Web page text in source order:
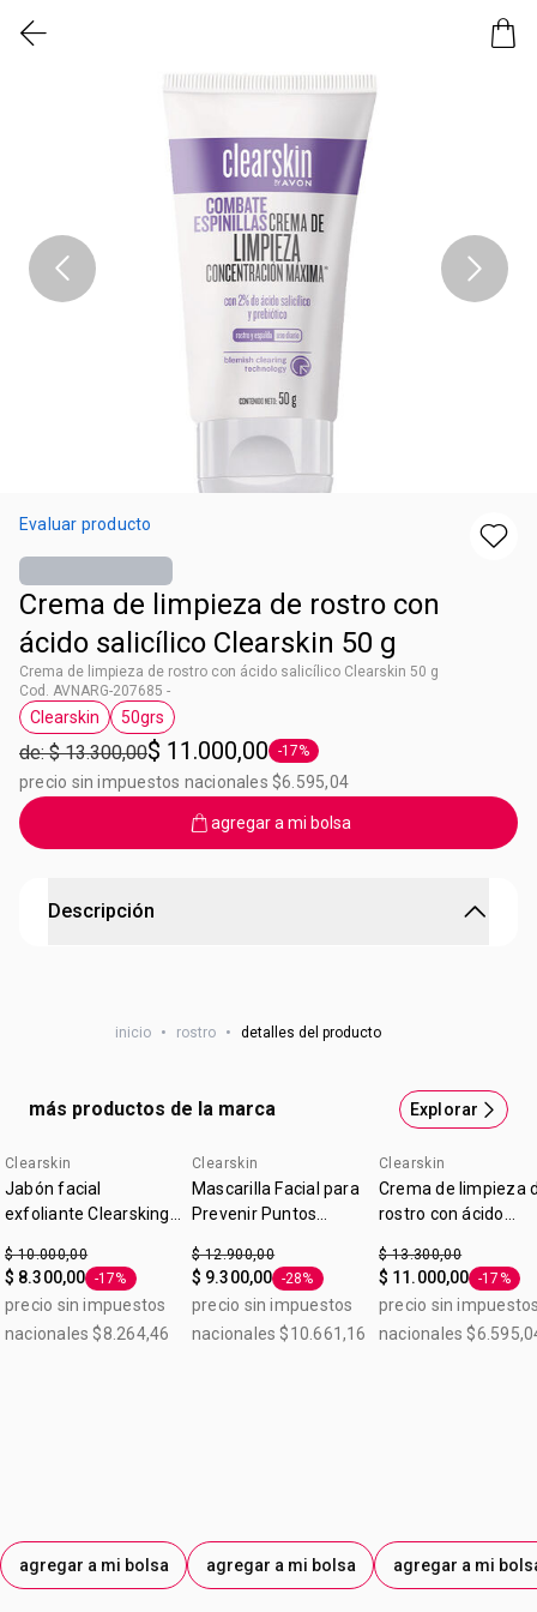
Evaluar producto
Crema de limpieza de rostro con
ácido salicílico Clearskin 50 g
Crema de limpieza de rostro con ácido salicílico Clearskin 50 g
Cod. AVNARG-207685 -
Etiqueta Clearskin
Clearskin
Etiqueta 50grs
50grs
de: $ 13.300,00$ 11.000,00 Etiqueta -17%
-17%
precio sin impuestos nacionales $6.595,04
agregar a mi bolsa
Descripción
disminuír el exceso de grasa, reduciendo imperfecciones y
inicio • rostro • detalles del producto
más productos de la marca Explorar
Clearskin
Jabón facial
exfoliante Clearsking
$ 10.000,00
$ 8.300,00 Etiqueta -17%
-17%
precio sin impuestos
nacionales $8.264,46
agregar a mi bolsa
Clearskin
Mascarilla Facial para
Prevenir Puntos
$ 12.900,00
$ 9.300,00 Etiqueta -28%
-28%
precio sin impuestos
nacionales $10.661,16
agregar a mi bolsa
Clearskin
Crema de limpieza
rostro con ácido
g
$ 13.300,00
$ 11.000,00 Etiqueta
-17%
precio sin
nacionales
agregar a mi